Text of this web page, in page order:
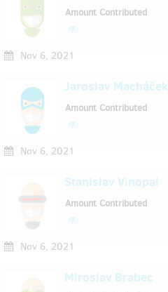
Nov 6, 2021
Amount Contributed
Jaroslav Macháček
Nov 6, 2021
Amount Contributed
Stanislav Vinopal
Nov 6, 2021
Amount Contributed
Miroslav Brabec